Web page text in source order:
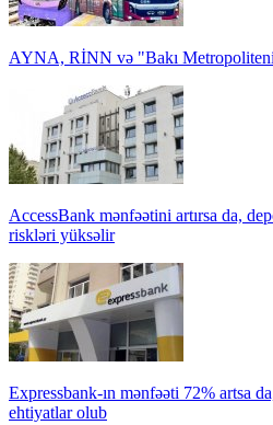
AYNA, RİNN və "Bakı
AccessBank mənfəətini artırsa da,
riskləri yüksəlir
Expressbank-ın mənfəəti 72% artsa
ehtiyatlar olub